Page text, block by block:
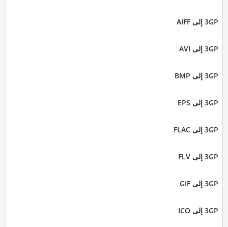
3GP إلى AIFF
3GP إلى AVI
3GP إلى BMP
3GP إلى EPS
3GP إلى FLAC
3GP إلى FLV
3GP إلى GIF
3GP إلى ICO